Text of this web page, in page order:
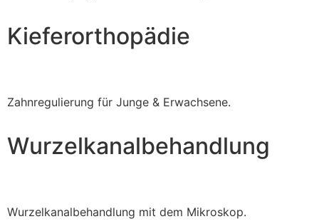
Kieferorthopädie
Zahnregulierung für Junge & Erwachsene.
Wurzelkanalbehandlung
Wurzelkanalbehandlung mit dem Mikroskop.